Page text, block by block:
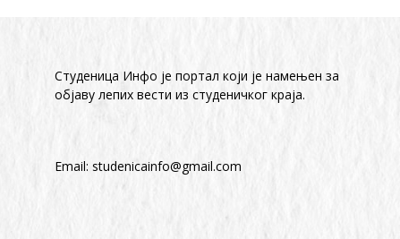
Студеница Инфо је портал који је намењен за
објaву лепих вести из студеничког краја.
Email: studenicainfo@gmail.com